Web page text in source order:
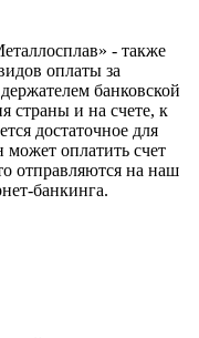
- также
оплаты за
банковской
страны и на счете, к
достаточное для
может оплатить счет
отправляются на наш
банкинга.